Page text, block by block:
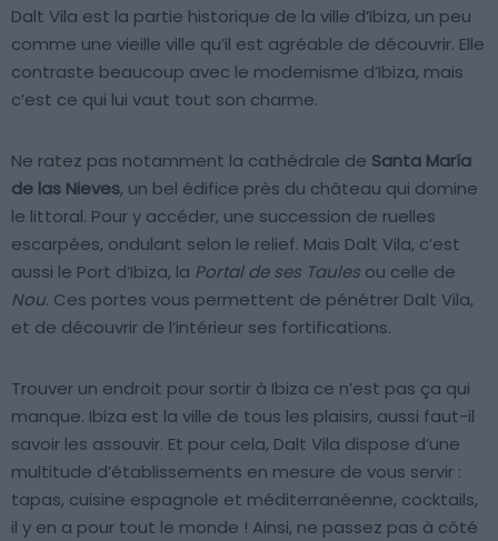
Dalt Vila est la partie historique de la ville d’Ibiza, un peu
comme une vieille ville qu’il est agréable de découvrir. Elle
contraste beaucoup avec le modernisme d’Ibiza, mais
c’est ce qui lui vaut tout son charme.
Ne ratez pas notamment la cathédrale de Santa María
de las Nieves, un bel édifice près du château qui domine
le littoral. Pour y accéder, une succession de ruelles
escarpées, ondulant selon le relief. Mais Dalt Vila, c’est
aussi le Port d’Ibiza, la Portal de ses Taules ou celle de
Nou. Ces portes vous permettent de pénétrer Dalt Vila,
et de découvrir de l’intérieur ses fortifications.
Trouver un endroit pour sortir à Ibiza ce n’est pas ça qui
manque. Ibiza est la ville de tous les plaisirs, aussi faut-il
savoir les assouvir. Et pour cela, Dalt Vila dispose d’une
multitude d’établissements en mesure de vous servir :
tapas, cuisine espagnole et méditerranéenne, cocktails,
il y en a pour tout le monde ! Ainsi, ne passez pas à côté